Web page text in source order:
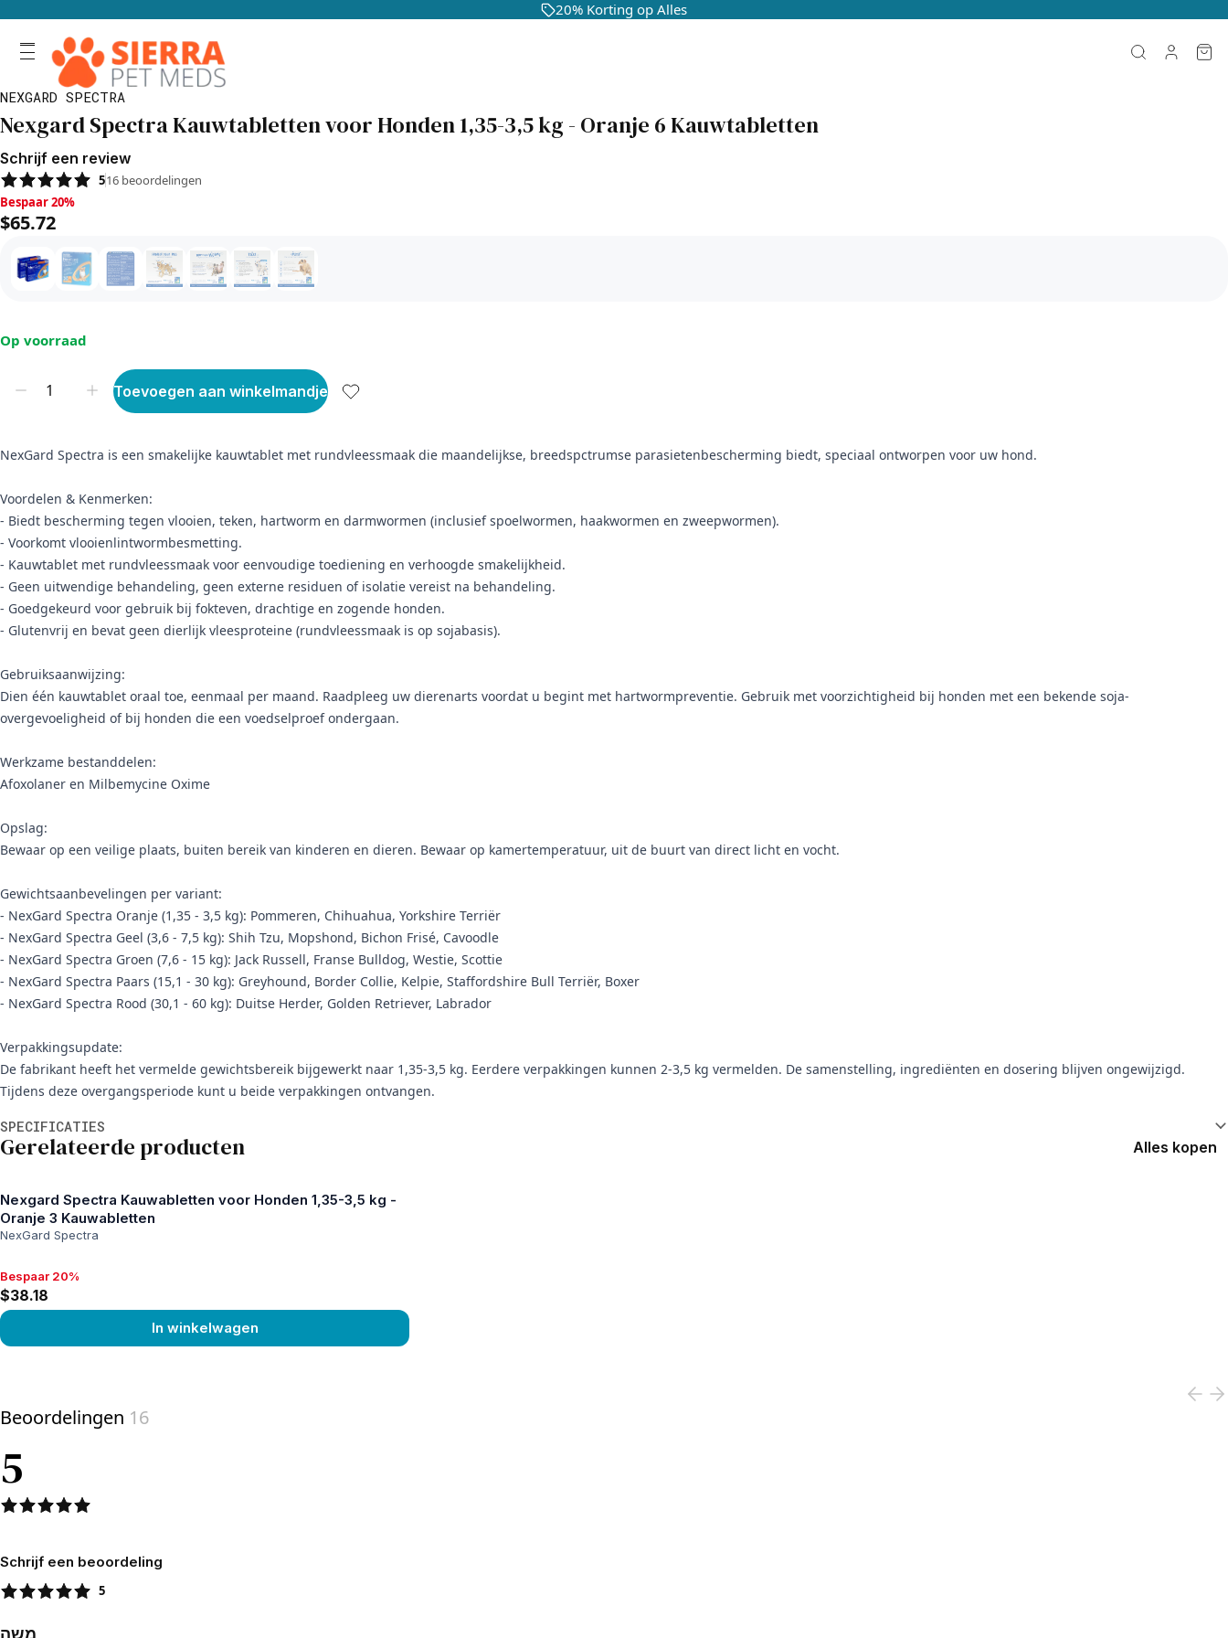
20% Korting op Alles
NEXGARD SPECTRA
Nexgard Spectra Kauwtabletten voor Honden 1,35-3,5 kg - Oranje 6 Kauwtabletten
Schrijf een review
516 beoordelingen
Bespaar 20%, $65.72
Bespaar 20%
$65.72
Op voorraad
Toevoegen aan winkelmandje
NexGard Spectra is een smakelijke kauwtablet met rundvleessmaak die maandelijkse, breedspctrumse parasietenbescherming biedt, speciaal ontworpen voor uw hond.
Voordelen & Kenmerken:
- Biedt bescherming tegen vlooien, teken, hartworm en darmwormen (inclusief spoelwormen, haakwormen en zweepwormen).
- Voorkomt vlooienlintwormbesmetting.
- Kauwtablet met rundvleessmaak voor eenvoudige toediening en verhoogde smakelijkheid.
- Geen uitwendige behandeling, geen externe residuen of isolatie vereist na behandeling.
- Goedgekeurd voor gebruik bij fokteven, drachtige en zogende honden.
- Glutenvrij en bevat geen dierlijk vleesproteine (rundvleessmaak is op sojabasis).
Gebruiksaanwijzing:
Dien één kauwtablet oraal toe, eenmaal per maand. Raadpleeg uw dierenarts voordat u begint met hartwormpreventie. Gebruik met voorzichtigheid bij honden met een bekende soja-
overgevoeligheid of bij honden die een voedselproef ondergaan.
Werkzame bestanddelen:
Afoxolaner en Milbemycine Oxime
Opslag:
Bewaar op een veilige plaats, buiten bereik van kinderen en dieren. Bewaar op kamertemperatuur, uit de buurt van direct licht en vocht.
Gewichtsaanbevelingen per variant:
- NexGard Spectra Oranje (1,35 - 3,5 kg): Pommeren, Chihuahua, Yorkshire Terriër
- NexGard Spectra Geel (3,6 - 7,5 kg): Shih Tzu, Mopshond, Bichon Frisé, Cavoodle
- NexGard Spectra Groen (7,6 - 15 kg): Jack Russell, Franse Bulldog, Westie, Scottie
- NexGard Spectra Paars (15,1 - 30 kg): Greyhound, Border Collie, Kelpie, Staffordshire Bull Terriër, Boxer
- NexGard Spectra Rood (30,1 - 60 kg): Duitse Herder, Golden Retriever, Labrador
Verpakkingsupdate:
De fabrikant heeft het vermelde gewichtsbereik bijgewerkt naar 1,35-3,5 kg. Eerdere verpakkingen kunnen 2-3,5 kg vermelden. De samenstelling, ingrediënten en dosering blijven ongewijzigd.
Tijdens deze overgangsperiode kunt u beide verpakkingen ontvangen.
SPECIFICATIES
Gerelateerde producten Alles kopen
Nexgard Spectra Kauwabletten voor Honden 1,35-3,5 kg -
Oranje 3 Kauwabletten
NexGard Spectra
Bespaar 20%, $38.18
Bespaar 20%
$38.18
In winkelwagen
Beoordelingen 16
5
Schrijf een beoordeling
5
משה